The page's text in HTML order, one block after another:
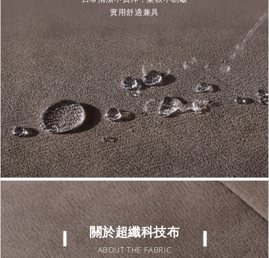
實用舒適兼具
關於超纖科技布
ABOUT THE FABRIC